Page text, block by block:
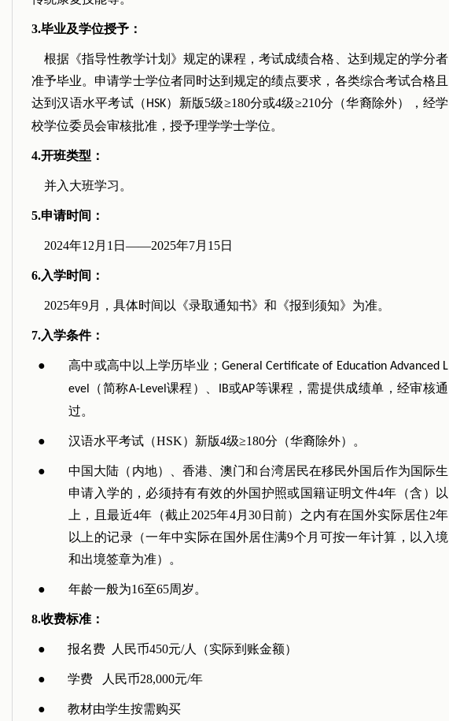
3.毕业及学位授予：
根据《指导性教学计划》规定的课程，考试成绩合格、达到规定的学分者
准予毕业。申请学士学位者同时达到规定的绩点要求，各类综合考试合格且
达到汉语水平考试（ HSK）新版5级≥180分或4级≥210分（华裔除外），经学
校学位委员会审核批准，授予理学学士学位。
4.开班类型：
并入大班学习。
5.申请时间：
2024年12月1日——2025年7月15日
6.入学时间：
2025年9月，具体时间以《录取通知书》和《报到须知》为准。
7.入学条件：
● 高中或高中以上学历毕业； General Certificate of Education Advanced L
evel
（简称A-Level 课程 ）、 B或AP等课程，需提供成绩单，经审核通
过。
● 汉语水平考试（HSK）新版4级≥180分 （华裔除外） 。
●
中国大陆（内地）、香港、澳门和台湾居民在移民外国后作为国际生
申请入学的，必须持有有效的外国护照或国籍证明文件4年（含）以
上，且最近4年（截止 2025年4月30 日前）之内有在国外实际居住2年
以上的记录（一年中实际在国外居住满9个月可按一年计算，以入境
和出境签章为准）。
● 年龄一般为16至65周岁。
8.收费标准：
● 报名费 人民币450元/人（实际到账金额）
● 学费 人民币28,000元/年
● 教材由学生按需购买